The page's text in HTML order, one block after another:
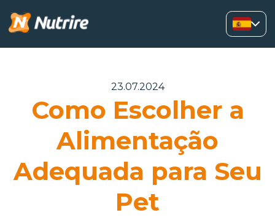
23.07.2024
Como Escolher a
Alimentação
Adequada para Seu
Pet